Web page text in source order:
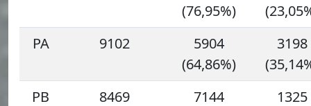
(76,95%)
PA
9102
5904
(64,86%)
3198
PB
8469
7144
1325